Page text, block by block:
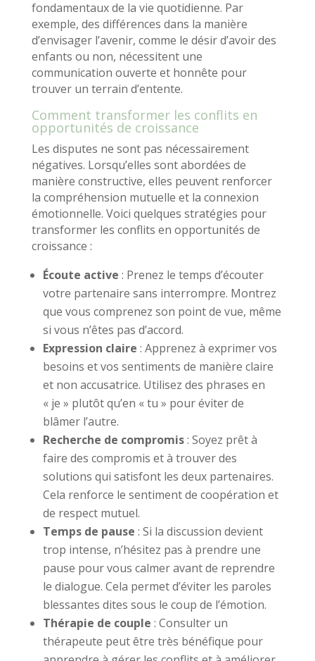
fondamentaux de la vie quotidienne. Par
exemple, des différences dans la manière
d’envisager l’avenir, comme le désir d’avoir des
enfants ou non, nécessitent une
communication ouverte et honnête pour
trouver un terrain d’entente.
Comment transformer les conflits en
opportunités de croissance
Les disputes ne sont pas nécessairement
négatives. Lorsqu’elles sont abordées de
manière constructive, elles peuvent renforcer
la compréhension mutuelle et la connexion
émotionnelle. Voici quelques stratégies pour
transformer les conflits en opportunités de
croissance :
Écoute active : Prenez le temps d’écouter
votre partenaire sans interrompre. Montrez
que vous comprenez son point de vue, même
si vous n’êtes pas d’accord.
Expression claire : Apprenez à exprimer vos
besoins et vos sentiments de manière claire
et non accusatrice. Utilisez des phrases en
« je » plutôt qu’en « tu » pour éviter de
blâmer l’autre.
Recherche de compromis: Soyez prêt à
faire des compromis et à trouver des
solutions qui satisfont les deux partenaires.
Cela renforce le sentiment de coopération et
de respect mutuel.
Temps de pause : Si la discussion devient
trop intense, n’hésitez pas à prendre une
pause pour vous calmer avant de reprendre
le dialogue. Cela permet d’éviter les paroles
blessantes dites sous le coup de l’émotion.
Thérapie de couple : Consulter un
thérapeute peut être très bénéfique pour